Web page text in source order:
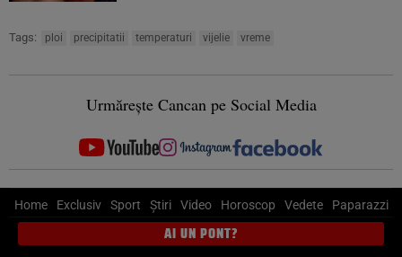
Tags: ploi precipitatii temperaturi vijelie vreme
Urmărește Cancan pe Social Media
Home Exclusiv Sport Știri Video Horoscop Vedete Paparazzi
AI UN PONT?